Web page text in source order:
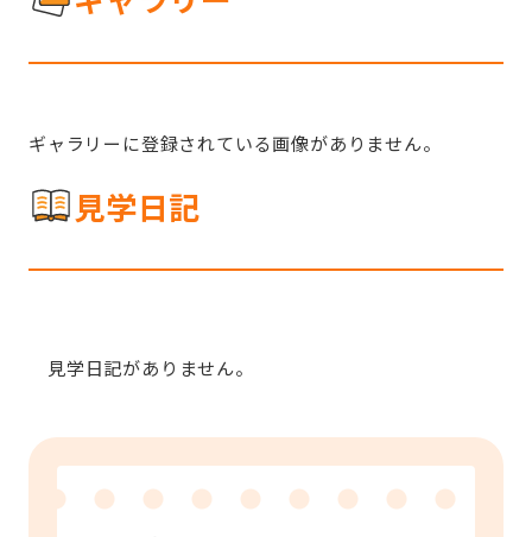
ギャラリーに登録されている画像がありません。
見学日記
見学日記がありません。